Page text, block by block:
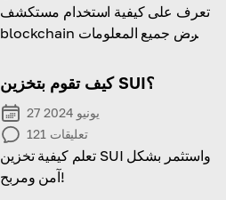
تعرف على كيفية استخدام مستكشف
blockchain لعرض جميع المعلومات
السابقة والحالية في blockchain
كيف تقوم بتخزين SUI؟
27 يونيو 2024
121 تعليقات
تعلم كيفية تخزين SUI واستثمر بشكل
آمن ومربح!